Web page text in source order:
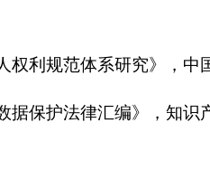
权利规范体系研究》，中
据保护法律汇编》，知识